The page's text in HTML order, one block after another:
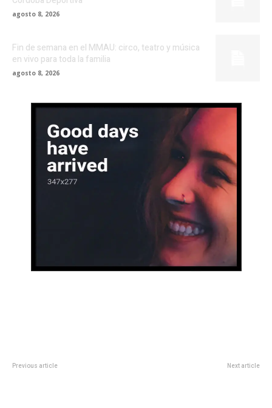
agosto 8, 2026
Fin de semana en el MMAU: circo, teatro y música
en vivo para toda la familia
agosto 8, 2026
Previous article Next article